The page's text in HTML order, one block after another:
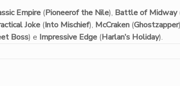
Empire(Pioneerof the Nile), Battle of Midway
Joke(Into Mischief), McCraken(Ghostzapper
Boss) e Impressive Edge(Harlan’s Holiday).